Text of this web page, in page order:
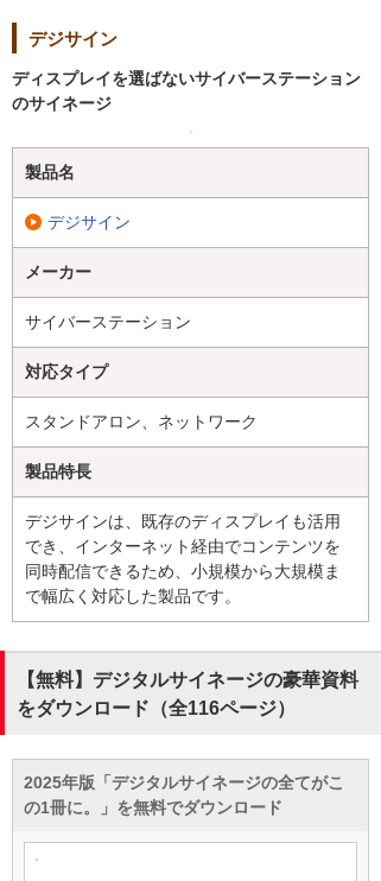
デジサイン
ディスプレイを選ばないサイバーステーション
のサイネージ
製品名
デジサイン
メーカー
サイバーステーション
対応タイプ
スタンドアロン、ネットワーク
製品特長
デジサインは、既存のディスプレイも活用
でき、インターネット経由でコンテンツを
同時配信できるため、小規模から大規模ま
で幅広く対応した製品です。
【無料】デジタルサイネージの豪華資料
をダウンロード（全116ページ）
2025年版「デジタルサイネージの全てがこ
の1冊に。」を無料でダウンロード